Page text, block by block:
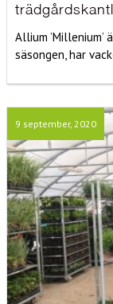
Allium
säsongen, har
9 september, 2020